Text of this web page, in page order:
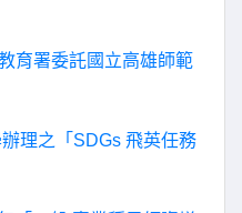
育署委託國立高雄師範
理之「SDGs 飛英任務